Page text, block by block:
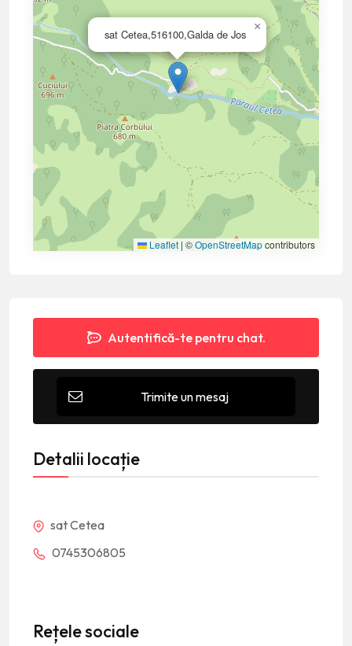
sat Cetea,516100,Galda de Jos
×
Leaflet | ©OpenStreetMapcontributors
Autentifică-te pentru chat.
Trimite un mesaj
Detalii locație
sat Cetea
0745306805
Rețele sociale